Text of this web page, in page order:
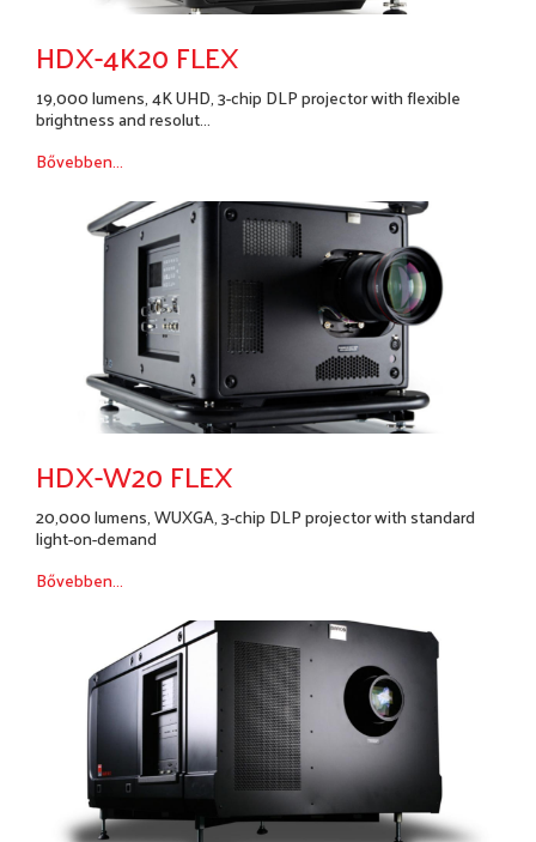
HDX-4K20 FLEX
19,000 lumens, 4K UHD, 3-chip DLP projector with flexible
brightness and resolut...
Bővebben...
HDX-W20 FLEX
20,000 lumens, WUXGA, 3-chip DLP projector with standard
light-on-demand
Bővebben...